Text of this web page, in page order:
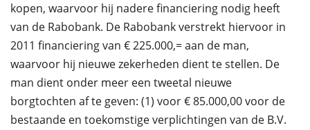
kopen, waarvoor hij nadere financiering nodig heeft
van de Rabobank. De Rabobank verstrekt hiervoor in
2011 financiering van € 225.000,= aan de man,
waarvoor hij nieuwe zekerheden dient te stellen. De
man dient onder meer een tweetal nieuwe
borgtochten af te geven: (1) voor € 85.000,00 voor de
bestaande en toekomstige verplichtingen van de B.V.